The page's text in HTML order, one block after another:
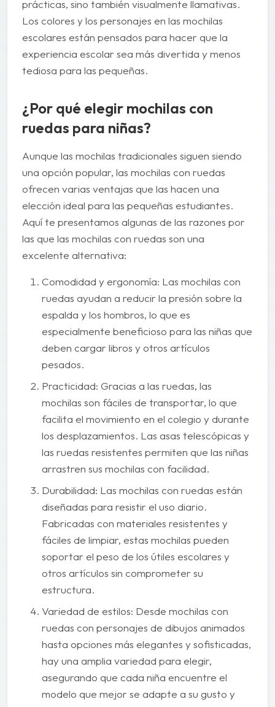
prácticas, sino también visualmente llamativas.
Los colores y los personajes en las mochilas
escolares están pensados para hacer que la
experiencia escolar sea más divertida y menos
tediosa para las pequeñas.
¿Por qué elegir mochilas con
ruedas para niñas?
Aunque las mochilas tradicionales siguen siendo
una opción popular, las mochilas con ruedas
ofrecen varias ventajas que las hacen una
elección ideal para las pequeñas estudiantes.
Aquí te presentamos algunas de las razones por
las que las mochilas con ruedas son una
excelente alternativa:
Comodidad y ergonomía: Las mochilas con
ruedas ayudan a reducir la presión sobre la
espalda y los hombros, lo que es
especialmente beneficioso para las niñas que
deben cargar libros y otros artículos
pesados.
Practicidad: Gracias a las ruedas, las
mochilas son fáciles de transportar, lo que
facilita el movimiento en el colegio y durante
los desplazamientos. Las asas telescópicas y
las ruedas resistentes permiten que las niñas
arrastren sus mochilas con facilidad.
Durabilidad: Las mochilas con ruedas están
diseñadas para resistir el uso diario.
Fabricadas con materiales resistentes y
fáciles de limpiar, estas mochilas pueden
soportar el peso de los útiles escolares y
otros artículos sin comprometer su
estructura.
Variedad de estilos: Desde mochilas con
ruedas con personajes de dibujos animados
hasta opciones más elegantes y sofisticadas,
hay una amplia variedad para elegir,
asegurando que cada niña encuentre el
modelo que mejor se adapte a su gusto y